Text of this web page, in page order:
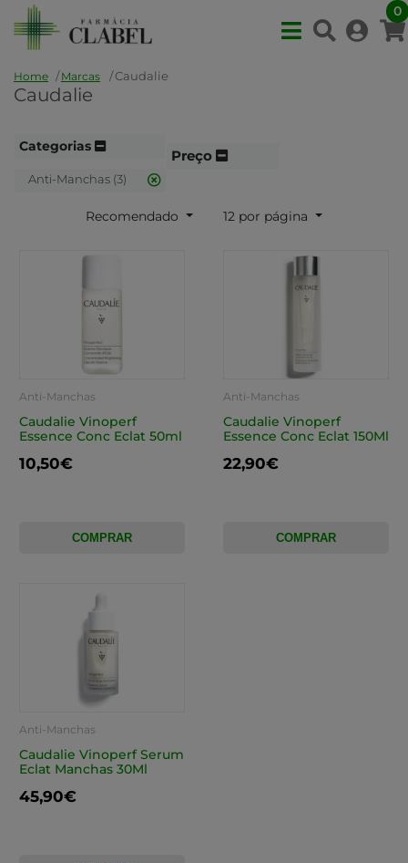
0
Home Marcas Caudalie
Caudalie
Categorias
Anti-Manchas (3)
Preço
Recomendado 12 por página
Anti-Manchas
Caudalie Vinoperf
Essence Conc Eclat 50ml
10,50€
COMPRAR
Anti-Manchas
Caudalie Vinoperf
Essence Conc Eclat 150Ml
22,90€
COMPRAR
Anti-Manchas
Caudalie Vinoperf Serum
Eclat Manchas 30Ml
45,90€